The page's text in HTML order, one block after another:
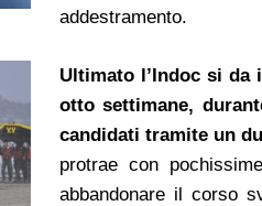
addestramento.
Ultimato l’Indoc si da
otto settimane,
candidati tramite un
protrae con
abbandonare il corso